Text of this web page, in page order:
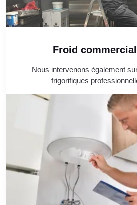
Froid
Nous intervenons également
frigorifiques